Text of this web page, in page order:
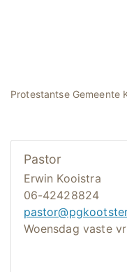
Protestantse Gemeente
Pastor
Erwin Kooistra
06-42428824
Woensdag vaste